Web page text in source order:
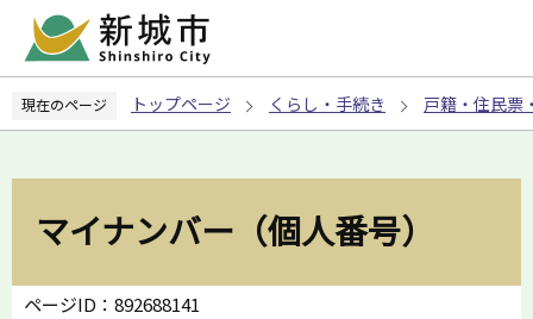
ペ
の
現在のページ トップページ くらし・手続き 戸籍・住民票
マイナンバー（個人番号）
ページID：892688141